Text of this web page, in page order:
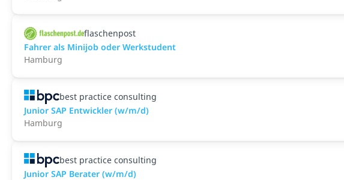
flaschenpost
Fahrer als Minijob oder Werkstudent
Hamburg
best practice consulting
Junior SAP Entwickler (w/m/d)
Hamburg
best practice consulting
Junior SAP Berater (w/m/d)